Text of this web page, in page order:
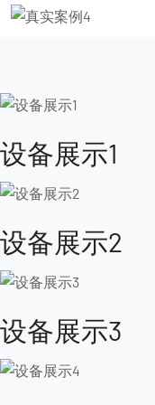
设备展示1
设备展示2
设备展示3